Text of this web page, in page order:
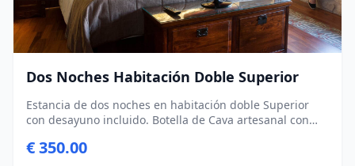
Dos Noches Habitación Doble Superior
Estancia de dos noches en habitación doble Superior
con desayuno incluido. Botella de Cava artesanal con
€ 350.00